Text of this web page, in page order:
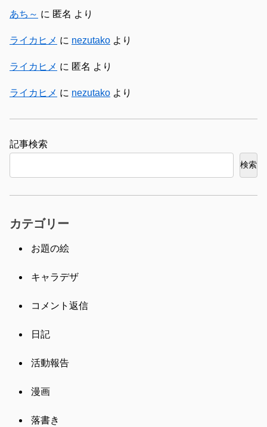
あち～ に 匿名 より
ライカヒメ に nezutako より
ライカヒメ に 匿名 より
ライカヒメ に nezutako より
検索
検索
カテゴリー
お題の絵
キャラデザ
コメント返信
日記
活動報告
漫画
落書き